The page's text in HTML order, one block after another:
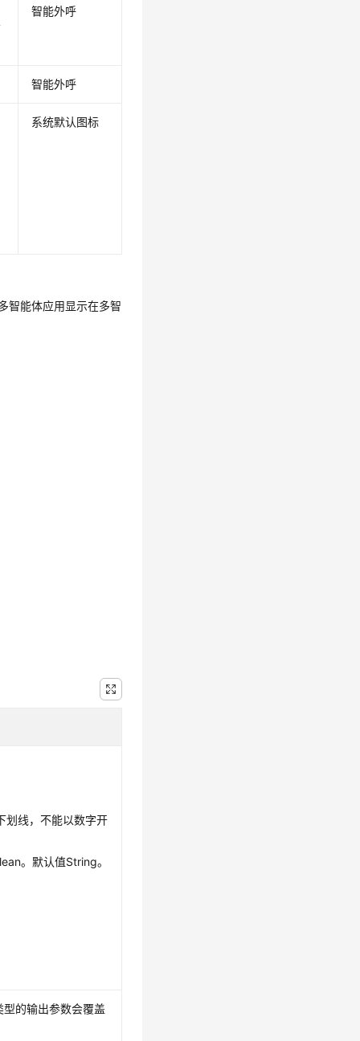
智能外呼
智能外呼
系统默认图标
智能体应用显示在多智
划线，不能以数字开
。默认值String。
的输出参数会覆盖